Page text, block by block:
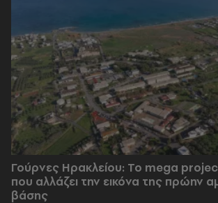
Γούρνες Ηρακλείου: To mega
που αλλάζει την εικόνα της πρώην
βάσης